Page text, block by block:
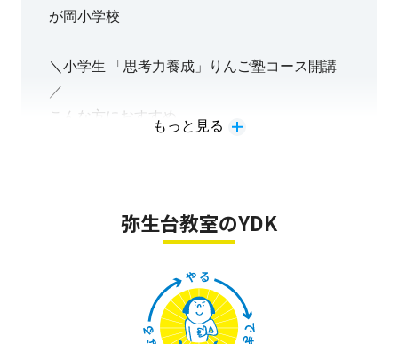
が岡小学校
＼小学生 「思考力養成」りんご塾コース開講
／
こんな方におすすめ
●中学受験に向けた準備を低学年からはじめた
→https://www.ringojuku.com/kyoshitsu/d/m_yay
もっと見る
弥生台教室のYDK